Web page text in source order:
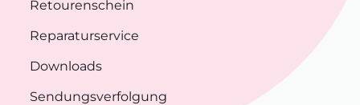
Retourenschein
Reparaturservice
Downloads
Sendungsverfolgung